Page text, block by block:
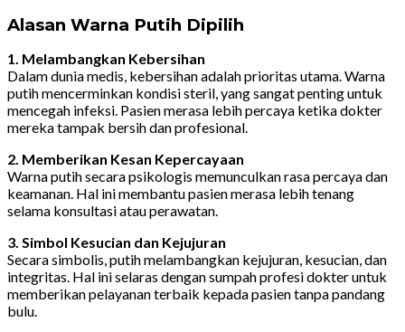
Alasan Warna Putih Dipilih
1. Melambangkan Kebersihan
Dalam dunia medis, kebersihan adalah prioritas utama. Warna
putih mencerminkan kondisi steril, yang sangat penting untuk
mencegah infeksi. Pasien merasa lebih percaya ketika dokter
mereka tampak bersih dan profesional.
2. Memberikan Kesan Kepercayaan
Warna putih secara psikologis memunculkan rasa percaya dan
keamanan. Hal ini membantu pasien merasa lebih tenang
selama konsultasi atau perawatan.
3. Simbol Kesucian dan Kejujuran
Secara simbolis, putih melambangkan kejujuran, kesucian, dan
integritas. Hal ini selaras dengan sumpah profesi dokter untuk
memberikan pelayanan terbaik kepada pasien tanpa pandang
bulu.